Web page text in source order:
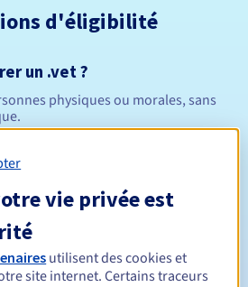
d'éligibilité
un .vet ?
physiques ou morales, sans
et notifications
Entre 1 et 10 ans
Entre 1 et 10 ans
vie privée est
utilisent des cookies et
site internet. Certains traceurs